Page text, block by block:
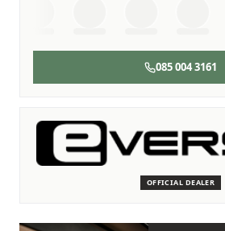
085 004 3161
OFFICIAL DEALER
Wij staan voor je klaar
Deskundige monteurs die verstand
Persoonlijk, snel en zonder gedoe.